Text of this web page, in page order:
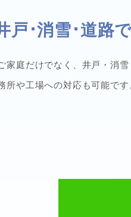
戸･消雪･道路
家庭だけでなく、井戸・消雪
所や工場への対応も可能です